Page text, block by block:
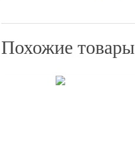
Похожие товары